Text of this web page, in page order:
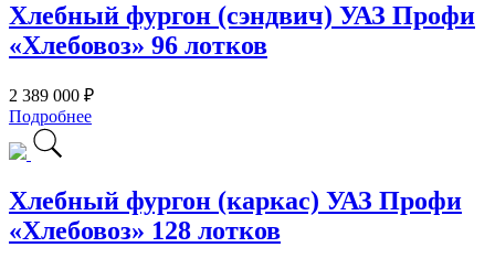
Хлебный фургон (сэндвич) УАЗ Профи
«Хлебовоз» 96 лотков
2 389 000 ₽
Подробнее
Хлебный фургон (каркас) УАЗ Профи
«Хлебовоз» 128 лотков